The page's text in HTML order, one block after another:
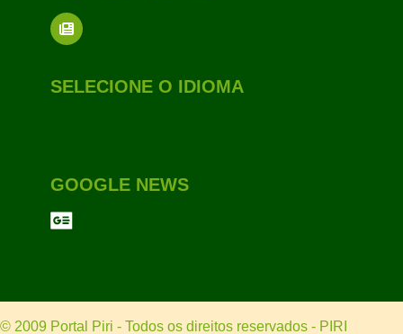
SELECIONE O IDIOMA
GOOGLE NEWS
© 2009 Portal Piri - Todos os direitos reservados - PIRI